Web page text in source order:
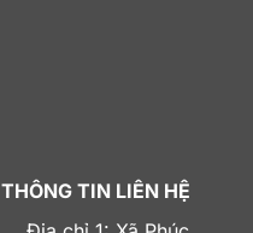
THÔNG TIN LIÊN HỆ